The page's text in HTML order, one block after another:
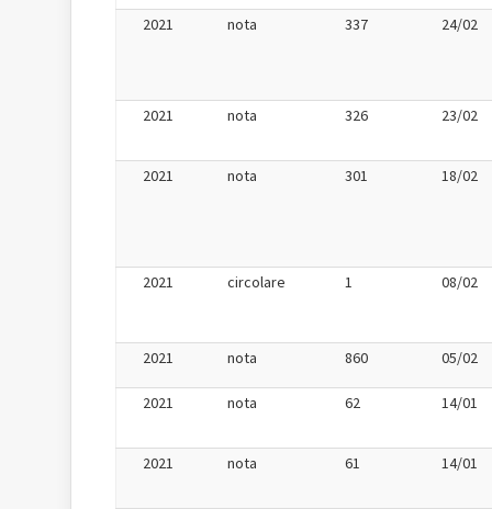
2021 nota 337 24/02
2021 nota 326 23/02
2021 nota 301 18/02
2021 circolare 1 08/02
2021 nota 860 05/02
2021 nota 62 14/01
2021 nota 61 14/01